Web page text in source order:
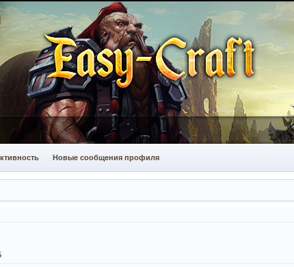
Новые сообщения профиля